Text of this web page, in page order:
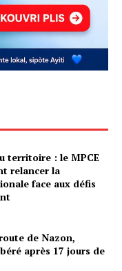
territoire : le MPCE
relancer la
face aux défis
de Nazon,
après 17 jours de